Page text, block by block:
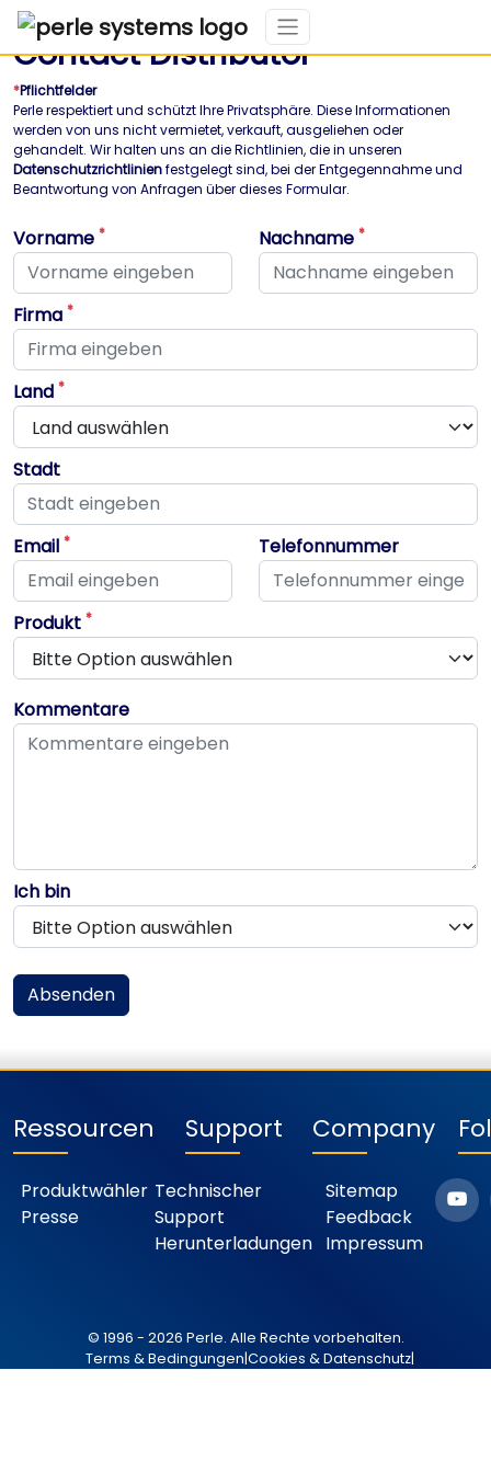
Contact Distributor
*Pflichtfelder
Perle respektiert und schützt Ihre Privatsphäre. Diese Informationen
werden von uns nicht vermietet, verkauft, ausgeliehen oder
gehandelt. Wir halten uns an die Richtlinien, die in unseren
Datenschutzrichtlinienfestgelegt sind, bei der Entgegennahme und
Beantwortung von Anfragen über dieses Formular.
Vorname *
Dieses Feld ist erforderlich
Nachname *
Firma *
Dieses Feld ist erforderlich
Land *
Stadt
Dieses Feld ist erforderlich
Email *
Dieses Feld ist erforderlich
Telefonnummer
Produkt *
Kommentare
Ich bin
Absenden
Ressourcen
Produktwähler
Presse
Support
Technischer
Support
Herunterladungen
Company
Sitemap
Feedback
Impressum
© 1996 - 2026 Perle. Alle Rechte vorbehalten.
Terms & Bedingungen|Cookies & Datenschutz|